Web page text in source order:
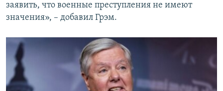
заявить, что военные преступления не имеют
значения», – добавил Грэм.